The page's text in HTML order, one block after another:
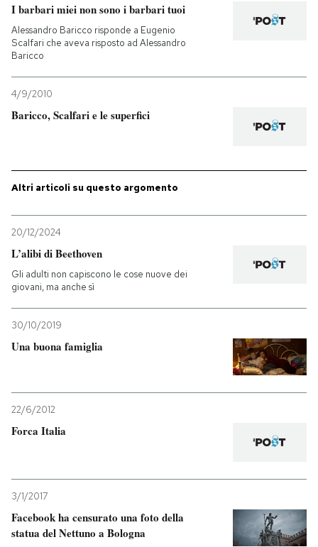
CALENDARIO
AREA PERSONALE
I barbari miei non sono i barbari tuoi
Alessandro Baricco risponde a Eugenio
Scalfari che aveva risposto ad Alessandro
Baricco
4/9/2010
Baricco, Scalfari e le superfici
Altri articoli su questo argomento
20/12/2024
L’alibi di Beethoven
Gli adulti non capiscono le cose nuove dei
giovani, ma anche sì
30/10/2019
Una buona famiglia
22/6/2012
Forca Italia
3/1/2017
Facebook ha censurato una foto della
statua del Nettuno a Bologna